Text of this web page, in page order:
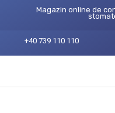
Magazin online de
+40 739 110 110